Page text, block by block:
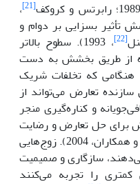
[21]
،
تأثیر بسزایی بر دوام و
[22]
، 1993). سطوح بالاتر
از طریق بخشش به دست
و بیچ، 2002). زیرا هنگامی که تخلفات شریک
تعارض می‌تواند از
و کناره‌گیری منجر
برای حل تعارض و رضایت
زناشویی تأثیر منفی بگذارد (فینچام و همکاران، 2004). زوج‌هایی
سازگاری و صمیمیت
را تجربه می‌کنند